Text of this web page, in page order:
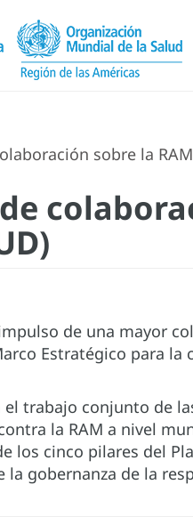
sobre la
de una mayor
Estratégico para la
el trabajo conjunto de
la RAM a nivel
los cinco pilares del
gobernanza de la